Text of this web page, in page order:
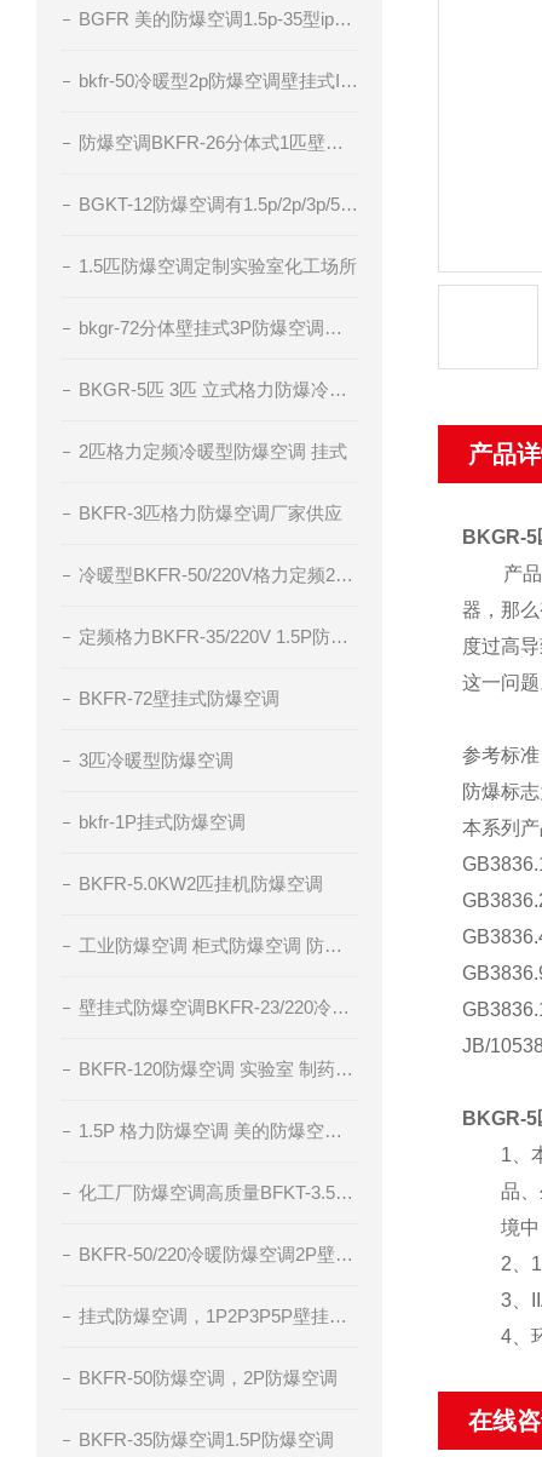
BGFR 美的防爆空调1.5p-35型ip54 bt4级
bkfr-50冷暖型2p防爆空调壁挂式II BT4
防爆空调BKFR-26分体式1匹壁挂厂家直供
BGKT-12防爆空调有1.5p/2p/3p/5p电压220v/380v
1.5匹防爆空调定制实验室化工场所
bkgr-72分体壁挂式3P防爆空调器IIC级粉尘防爆
BKGR-5匹 3匹 立式格力防爆冷暖型空调
2匹格力定频冷暖型防爆空调 挂式
BKFR-3匹格力防爆空调厂家供应
冷暖型BKFR-50/220V格力定频2匹防爆空调
定频格力BKFR-35/220V 1.5P防爆空调
BKFR-72壁挂式防爆空调
3匹冷暖型防爆空调
bkfr-1P挂式防爆空调
BKFR-5.0KW2匹挂机防爆空调
工业防爆空调 柜式防爆空调 防爆空调厂家 腾轩BKFR防爆空调
壁挂式防爆空调BKFR-23/220冷暖型防爆空调
BKFR-120防爆空调 实验室 制药厂 化工厂
1.5P 格力防爆空调 美的防爆空调 海尔防爆空调
化工厂防爆空调高质量BFKT-3.5系列
BKFR-50/220冷暖防爆空调2P壁挂式防爆空调
挂式防爆空调，1P2P3P5P壁挂分体式空调，冷暖防爆空调，腾轩防爆
BKFR-50防爆空调，2P防爆空调
BKFR-35防爆空调1.5P防爆空调
产品
BKGR-
产品一
器，那
度过高
这一问
参考标
防爆标
本系列
JB/
BKGR-
1、本
品、生
境中，
2、1
3、IIA
4、环
在线